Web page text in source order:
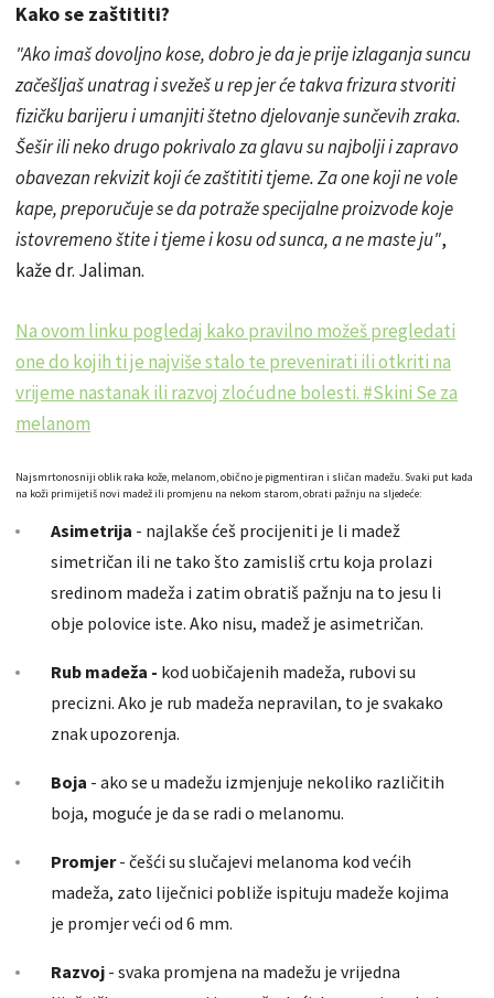
Kako se zaštititi?
"Ako imaš dovoljno kose, dobro je da je prije izlaganja suncu
začešljaš unatrag i svežeš u rep jer će takva frizura stvoriti
fizičku barijeru i umanjiti štetno djelovanje sunčevih zraka.
Šešir ili neko drugo pokrivalo za glavu su najbolji i zapravo
obavezan rekvizit koji će zaštititi tjeme. Za one koji ne vole
kape, preporučuje se da potraže specijalne proizvode koje
istovremeno štite i tjeme i kosu od sunca, a ne maste ju",
kaže dr. Jaliman.
Na ovom linku pogledaj kako pravilno možeš pregledati
one do kojih ti je najviše stalo te prevenirati ili otkriti na
vrijeme nastanak ili razvoj zloćudne bolesti. #Skini Se za
melanom
Najsmrtonosniji oblik raka kože, melanom, obično je pigmentiran i sličan madežu. Svaki put kada
na koži primijetiš novi madež ili promjenu na nekom starom, obrati pažnju na sljedeće:
Asimetrija - najlakše ćeš procijeniti je li madež
simetričan ili ne tako što zamisliš crtu koja prolazi
sredinom madeža i zatim obratiš pažnju na to jesu li
obje polovice iste. Ako nisu, madež je asimetričan.
Rub madeža - kod uobičajenih madeža, rubovi su
precizni. Ako je rub madeža nepravilan, to je svakako
znak upozorenja.
Boja - ako se u madežu izmjenjuje nekoliko različitih
boja, moguće je da se radi o melanomu.
Promjer- češći su slučajevi melanoma kod većih
madeža, zato liječnici pobliže ispituju madeže kojima
je promjer veći od 6 mm.
Razvoj - svaka promjena na madežu je vrijedna